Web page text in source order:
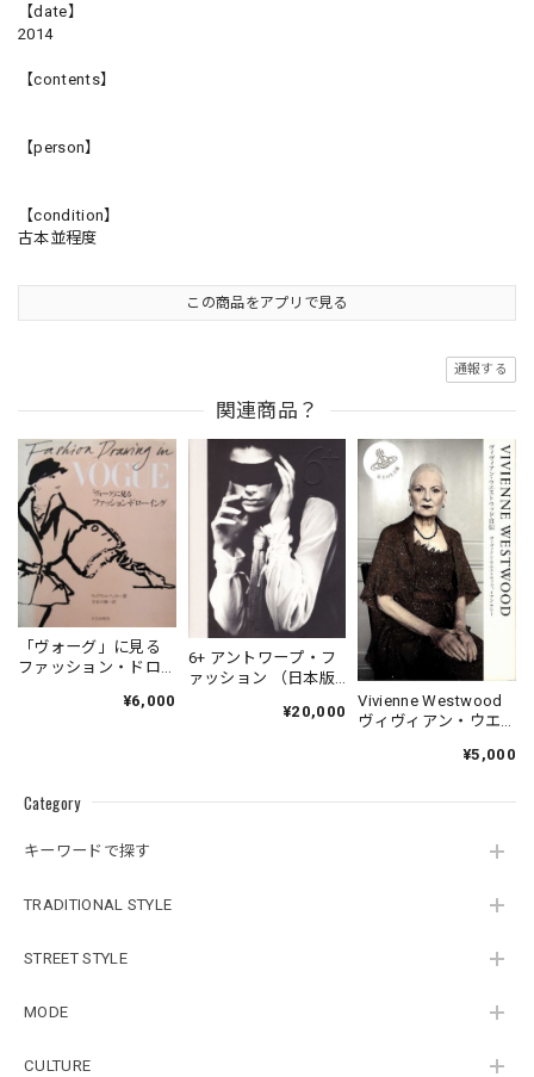
Category
キーワードで探す
TRADITIONAL STYLE
STREET STYLE
MODE
CULTURE
【date】
2014
【contents】
【person】
【condition】
古本並程度
この商品をアプリで見る
通報する
関連商品？
「ヴォーグ」に見る
ファッション・ドロ
¥6,000
6+ アントワープ・フ
ァッション （日本版
¥20,000
Vivienne Westwood
ヴィヴィアン・ウエ
¥5,000